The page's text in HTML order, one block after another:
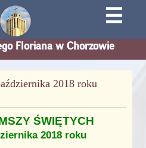
☰
Floriana w Chorzowie
2018 roku
ŚWIĘTYCH
2018 roku